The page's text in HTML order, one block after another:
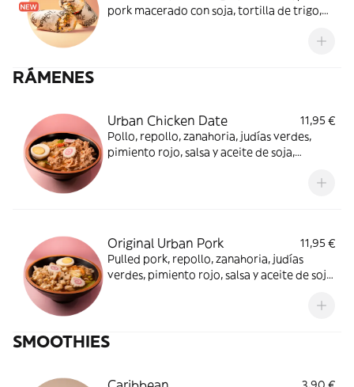
pork macerado con soja, tortilla de trigo,
RÁMENES
Urban Chicken Date
11,95 €
Pollo, repollo, zanahoria, judías verdes,
pimiento rojo, salsa y aceite de soja,
Original Urban Pork
11,95 €
Pulled pork, repollo, zanahoria, judías
verdes, pimiento rojo, salsa y aceite de soja,
pimienta negra, huevo cocido y naruto. Un
SMOOTHIES